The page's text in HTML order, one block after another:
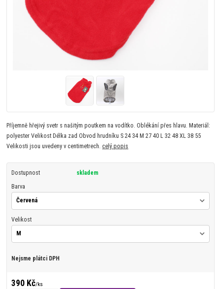
Příjemně hřejivý svetr s našitým poutkem na vodítko. Oblékání přes hlavu. Materiál:
polyester Velikost Délka zad Obvod hrudníku S 24 34 M 27 40 L 32 48 XL 38 55
Velikosti jsou uvedeny v centimetrech.celý popis
Dostupnost skladem
Barva
Velikost
Nejsme plátci DPH
390 Kč/ks